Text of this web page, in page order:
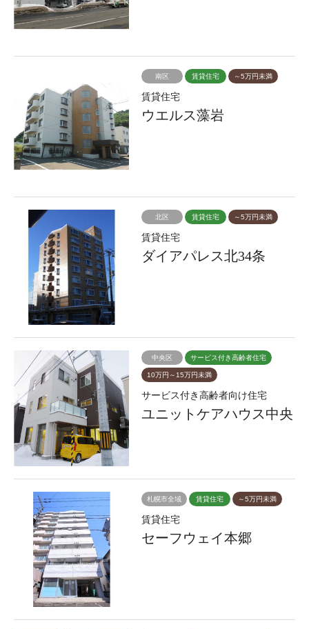
南区 賃貸住宅 ～5万円未満
賃貸住宅
ウエルス藻岩
北区 賃貸住宅 ～5万円未満
賃貸住宅
ダイアパレス北34条
中央区 サービス付き高齢者住宅
10万円～15万円未満
サービス付き高齢者向け住宅
ユニットケアハウス中央
札幌市全域 賃貸住宅 ～5万円未満
賃貸住宅
セーフウェイ本郷